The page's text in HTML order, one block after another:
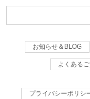
お知らせ＆BLOG
よくある
プライバシーポリシ